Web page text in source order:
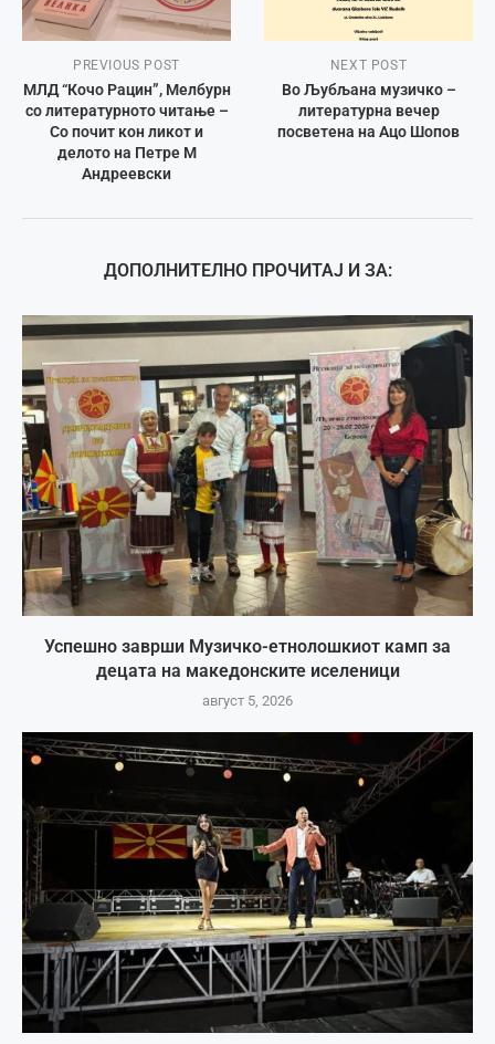
PREVIOUS POST
МЛД “Кочо Рацин”, Мелбурн
со литературното читање –
Со почит кон ликот и
делото на Петре М
Андреевски
NEXT POST
Во Љубљана музичко –
литературна вечер
посветена на Ацо Шопов
ДОПОЛНИТЕЛНО ПРОЧИТАЈ И ЗА:
Успешно заврши Музичко-етнолошкиот камп за
децата на македонските иселеници
август 5, 2026